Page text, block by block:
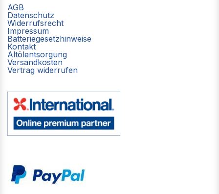
AGB
Datenschutz
Widerrufsrecht
Impressum
Batteriegesetzhinweise
Kontakt
Altölentsorgung
Versandkosten
Vertrag widerrufen